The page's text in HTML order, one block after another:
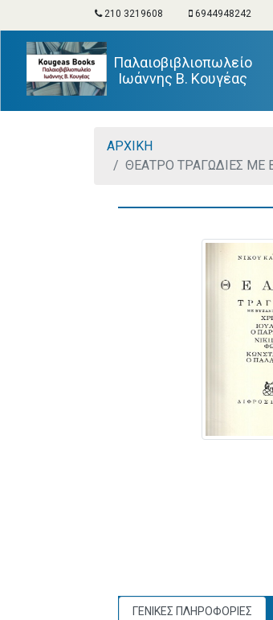
210 3219608 6944948242
Παλαιοβιβλιοπωλείο
Ιωάννης Β. Κουγέας
ΑΡΧΙΚΗ
ΘΕΑΤΡΟ ΤΡΑΓΩΔΙΕΣ ΜΕ
ΓΕΝΙΚΕΣ ΠΛΗΡΟΦΟΡΙΕΣ